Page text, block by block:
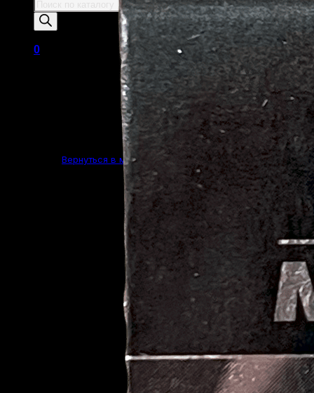
Поиск
товаров
0
Корзина пуста.
Вернуться в магазин